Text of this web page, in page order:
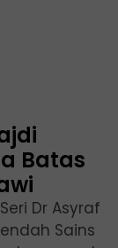
Batas
Dr Asyraf
Sains